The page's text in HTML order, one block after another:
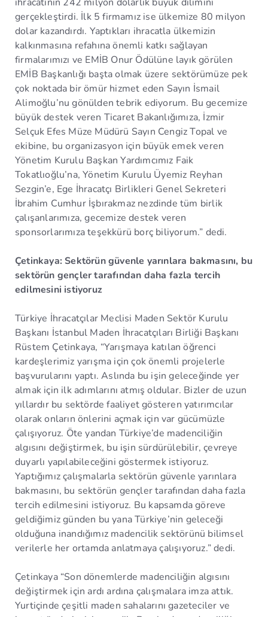
gerçekleştirdi. İlk 5 firmamız ise ülkemize 80 milyon
dolar kazandırdı. Yaptıkları ihracatla ülkemizin
kalkınmasına refahına önemli katkı sağlayan
firmalarımızı ve EMİB Onur Ödülüne layık görülen
EMİB Başkanlığı başta olmak üzere sektörümüze pek
çok noktada bir ömür hizmet eden Sayın İsmail
Alimoğlu’nu gönülden tebrik ediyorum. Bu gecemize
büyük destek veren Ticaret Bakanlığımıza, İzmir
Selçuk Efes Müze Müdürü Sayın Cengiz Topal ve
ekibine, bu organizasyon için büyük emek veren
Yönetim Kurulu Başkan Yardımcımız Faik
Tokatlıoğlu’na, Yönetim Kurulu Üyemiz Reyhan
Sezgin’e, Ege İhracatçı Birlikleri Genel Sekreteri
İbrahim Cumhur İşbırakmaz nezdinde tüm birlik
çalışanlarımıza, gecemize destek veren
sponsorlarımıza teşekkürü borç biliyorum.” dedi.
Çetinkaya: Sektörün güvenle yarınlara bakmasını, bu
sektörün gençler tarafından daha fazla tercih
edilmesini istiyoruz
Türkiye İhracatçılar Meclisi Maden Sektör Kurulu
Başkanı İstanbul Maden İhracatçıları Birliği Başkanı
Rüstem Çetinkaya, “Yarışmaya katılan öğrenci
kardeşlerimiz yarışma için çok önemli projelerle
başvurularını yaptı. Aslında bu işin geleceğinde yer
almak için ilk adımlarını atmış oldular. Bizler de uzun
yıllardır bu sektörde faaliyet gösteren yatırımcılar
olarak onların önlerini açmak için var gücümüzle
çalışıyoruz. Öte yandan Türkiye’de madenciliğin
algısını değiştirmek, bu işin sürdürülebilir, çevreye
duyarlı yapılabileceğini göstermek istiyoruz.
Yaptığımız çalışmalarla sektörün güvenle yarınlara
bakmasını, bu sektörün gençler tarafından daha fazla
tercih edilmesini istiyoruz. Bu kapsamda göreve
geldiğimiz günden bu yana Türkiye’nin geleceği
olduğuna inandığımız madencilik sektörünü bilimsel
verilerle her ortamda anlatmaya çalışıyoruz.” dedi.
Çetinkaya “Son dönemlerde madenciliğin algısını
değiştirmek için ardı ardına çalışmalara imza attık.
Yurtiçinde çeşitli maden sahalarını gazeteciler ve